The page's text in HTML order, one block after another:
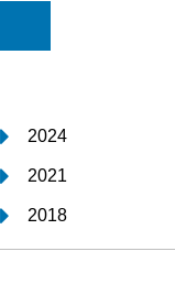
2024
2021
2018
2015